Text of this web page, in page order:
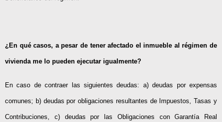
¿En qué casos, a pesar de tener afectado el inmueble al régimen de
vivienda me lo pueden ejecutar igualmente?
En caso de contraer las siguientes deudas: a) deudas por expensas
comunes; b) deudas por obligaciones resultantes de Impuestos, Tasas y
Contribuciones, c) deudas por las Obligaciones con Garantía Real